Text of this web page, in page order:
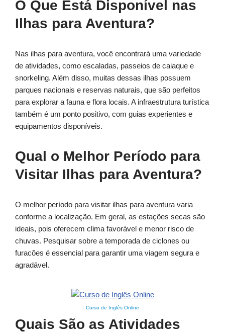
O Que Está Disponível nas
Ilhas para Aventura?
Nas ilhas para aventura, você encontrará uma variedade
de atividades, como escaladas, passeios de caiaque e
snorkeling. Além disso, muitas dessas ilhas possuem
parques nacionais e reservas naturais, que são perfeitos
para explorar a fauna e flora locais. A infraestrutura turística
também é um ponto positivo, com guias experientes e
equipamentos disponíveis.
Qual o Melhor Período para
Visitar Ilhas para Aventura?
O melhor período para visitar ilhas para aventura varia
conforme a localização. Em geral, as estações secas são
ideais, pois oferecem clima favorável e menor risco de
chuvas. Pesquisar sobre a temporada de ciclones ou
furacões é essencial para garantir uma viagem segura e
agradável.
Curso de Inglês Online
Quais São as Atividades